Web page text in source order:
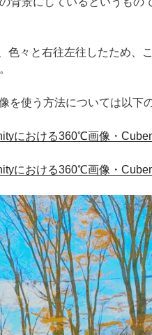
色々と右往左往したため
を使う方法については以下
における360℃画像・
における360℃画像・